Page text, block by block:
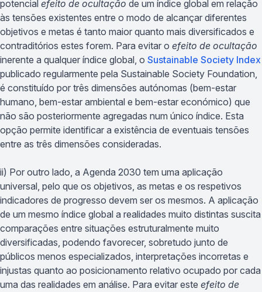
potencial efeito de ocultação de um índice global em relação
às tensões existentes entre o modo de alcançar diferentes
objetivos e metas é tanto maior quanto mais diversificados e
contraditórios estes forem. Para evitar o efeito de ocultação
inerente a qualquer índice global, o Sustainable Society Index
publicado regularmente pela Sustainable Society Foundation,
é constituído por três dimensões autónomas (bem-estar
humano, bem-estar ambiental e bem-estar económico) que
não são posteriormente agregadas num único índice. Esta
opção permite identificar a existência de eventuais tensões
entre as três dimensões consideradas.
ii) Por outro lado, a Agenda 2030 tem uma aplicação
universal, pelo que os objetivos, as metas e os respetivos
indicadores de progresso devem ser os mesmos. A aplicação
de um mesmo índice global a realidades muito distintas suscita
comparações entre situações estruturalmente muito
diversificadas, podendo favorecer, sobretudo junto de
públicos menos especializados, interpretações incorretas e
injustas quanto ao posicionamento relativo ocupado por cada
uma das realidades em análise. Para evitar este efeito de